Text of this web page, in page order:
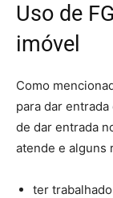
Uso de
imóvel
Como
para dar
de dar entrada
atende e alguns
ter